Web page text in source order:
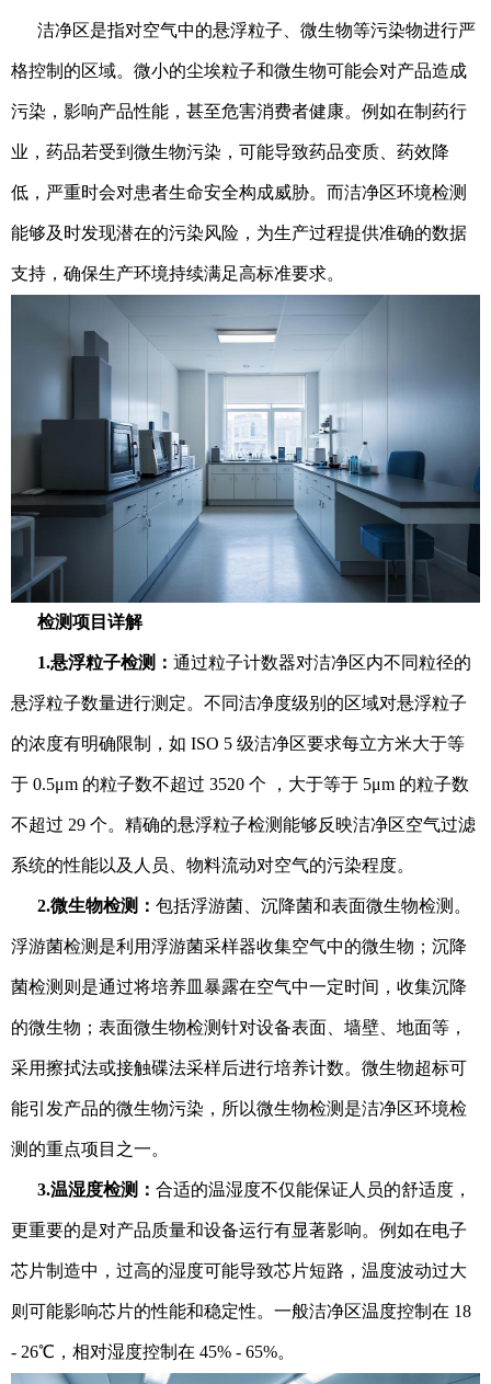
洁净区是指对空气中的悬浮粒子、微生物等污染物进行严
格控制的区域。微小的尘埃粒子和微生物可能会对产品造成
污染，影响产品性能，甚至危害消费者健康。例如在制药行
业，药品若受到微生物污染，可能导致药品变质、药效降
低，严重时会对患者生命安全构成威胁。而洁净区环境检测
能够及时发现潜在的污染风险，为生产过程提供准确的数据
支持，确保生产环境持续满足高标准要求。
检测项目详解
1.悬浮粒子检测： 通过粒子计数器对洁净区内不同粒径的
悬浮粒子数量进行测定。不同洁净度级别的区域对悬浮粒子
的浓度有明确限制，如 ISO 5 级洁净区要求每立方米大于等
于 0.5μm 的粒子数不超过 3520 个 ，大于等于 5μm 的粒子数
不超过 29 个。精确的悬浮粒子检测能够反映洁净区空气过滤
系统的性能以及人员、物料流动对空气的污染程度。
2.微生物检测： 包括浮游菌、沉降菌和表面微生物检测。
浮游菌检测是利用浮游菌采样器收集空气中的微生物；沉降
菌检测则是通过将培养皿暴露在空气中一定时间，收集沉降
的微生物；表面微生物检测针对设备表面、墙壁、地面等，
采用擦拭法或接触碟法采样后进行培养计数。微生物超标可
能引发产品的微生物污染，所以微生物检测是洁净区环境检
测的重点项目之一。
3.温湿度检测： 合适的温湿度不仅能保证人员的舒适度，
更重要的是对产品质量和设备运行有显著影响。例如在电子
芯片制造中，过高的湿度可能导致芯片短路，温度波动过大
则可能影响芯片的性能和稳定性。一般洁净区温度控制在 18
- 26℃，相对湿度控制在 45% - 65%。